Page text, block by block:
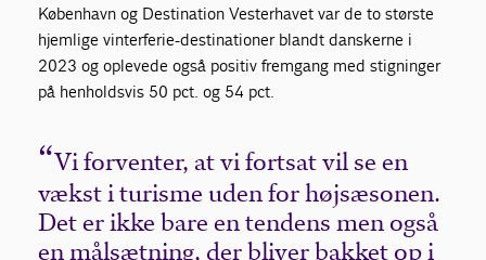
København og Destination Vesterhavet var de to største
hjemlige vinterferie-destinationer blandt danskerne i
2023 og oplevede også positiv fremgang med stigninger
på henholdsvis 50 pct. og 54 pct.
Vi forventer, at vi fortsat vil se en
vækst i turisme uden for højsæsonen.
Det er ikke bare en tendens men også
en målsætning, der bliver bakket op i